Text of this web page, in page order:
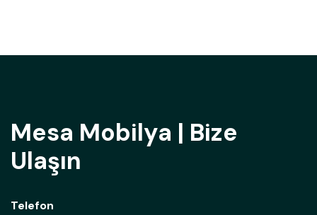
Mesa Mobilya | Bize
Ulaşın
Telefon